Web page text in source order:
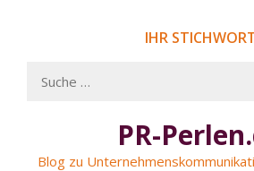
IHR
nach:
PR-
Blog zu